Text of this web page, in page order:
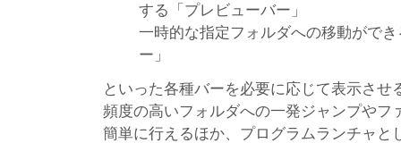
する「プレビューバー」
一時的な指定フォルダへの移動がで
ー」
といった各種バーを必要に応じて表示させ
頻度の高いフォルダへの一発ジャンプやフ
簡単に行えるほか、プログラムランチャと